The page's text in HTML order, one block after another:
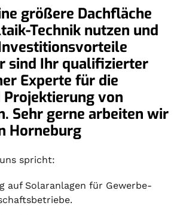
größere Dachfläche
Technik nutzen und
sind Ihr qualifizierter
Experte für die
Projektierung von
Sehr gerne arbeiten wir
Horneburg
spricht:
auf Solaranlagen für Gewerbe-